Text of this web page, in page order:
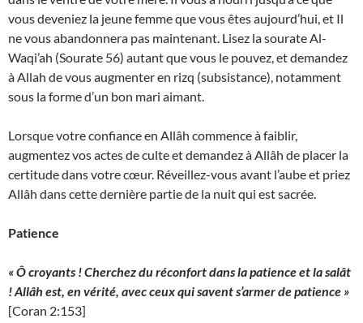
vous deveniez la jeune femme que vous êtes aujourd’hui, et Il
ne vous abandonnera pas maintenant. Lisez la sourate Al-
Waqi’ah (Sourate 56) autant que vous le pouvez, et demandez
à Allah de vous augmenter en rizq (subsistance), notamment
sous la forme d’un bon mari aimant.
Lorsque votre confiance en Allâh commence à faiblir,
augmentez vos actes de culte et demandez à Allâh de placer la
certitude dans votre cœur. Réveillez-vous avant l’aube et priez
Allâh dans cette dernière partie de la nuit qui est sacrée.
Patience
« Ô croyants ! Cherchez du réconfort dans la patience et la salât
! Allâh est, en vérité, avec ceux qui savent s’armer de patience »
[Coran 2:153]